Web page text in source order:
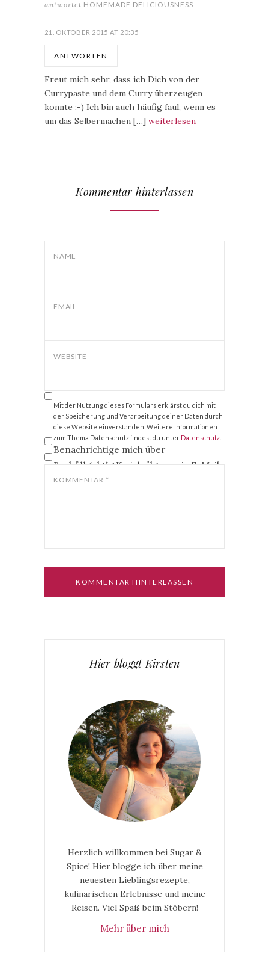
antwortet HOMEMADE DELICIOUSNESS
21. OKTOBER 2015 AT 20:35
ANTWORTEN
Freut mich sehr, dass ich Dich von der
Currypaste und dem Curry überzeugen
konnte :-) Ich bin auch häufig faul, wenn es
um das Selbermachen […] weiterlesen
Kommentar hinterlassen
NAME
EMAIL
WEBSITE
Mit der Nutzung dieses Formulars erklärst du dich mit
der Speicherung und Verarbeitung deiner Daten durch
diese Website einverstanden. Weitere Informationen
zum Thema Datenschutz findest du unter Datenschutz
*
Benachrichtige mich über
nachfolgende Kommentare via E-Mail.
Benachrichtige mich über neue
Beiträge via E-Mail.
KOMMENTAR *
Hier bloggt Kirsten
Herzlich willkommen bei Sugar &
Spice! Hier blogge ich über meine
neuesten Lieblingsrezepte,
kulinarischen Erlebnisse und meine
Reisen. Viel Spaß beim Stöbern!
Mehr über mich